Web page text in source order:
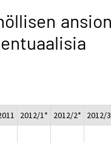
ansion
2012/1* 2012/2* 2012/